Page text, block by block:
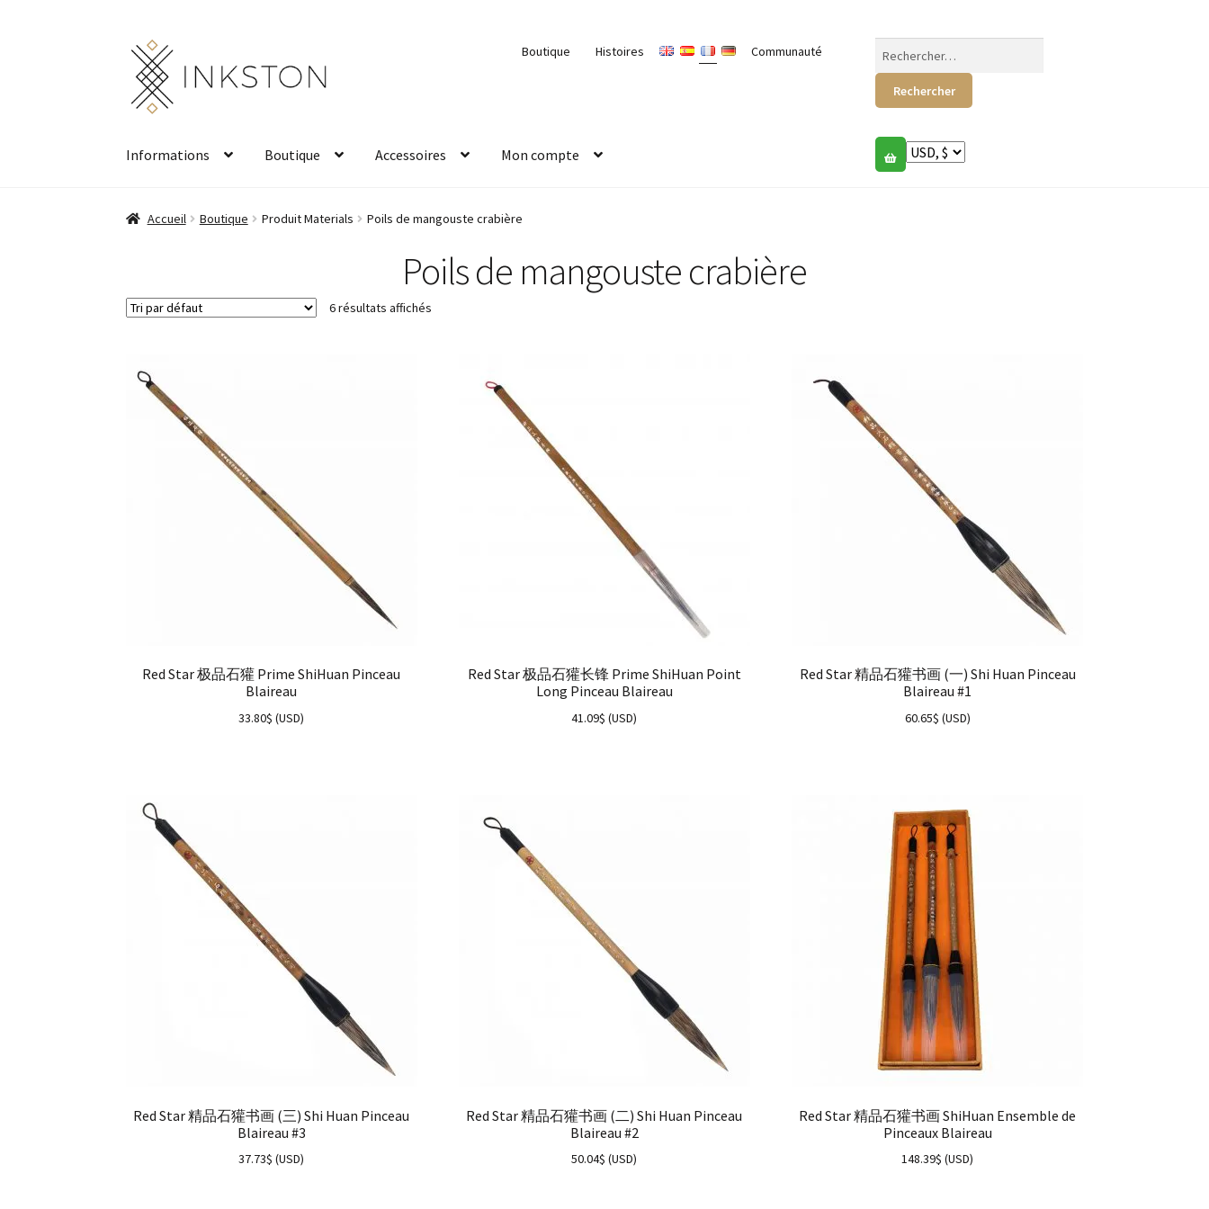
Aller
la
navigation
Aller
au
contenu
Boutique Histoires Communauté
Informations Boutique Accessoires Mon compte
Accueil Boutique Produit Materials Poils de mangouste crabière
Poils de mangouste crabière
6 résultats affichés
Red Star 极品石獾 Prime ShiHuan Pinceau
Blaireau
33.80$ (USD)
Red Star 极品石獾长锋 Prime ShiHuan Point
Long Pinceau Blaireau
41.09$ (USD)
Red Star 精品石獾书画 (一) Shi Huan Pinceau
Blaireau #1
60.65$ (USD)
Red Star 精品石獾书画 (三) Shi Huan Pinceau
Blaireau #3
37.73$ (USD)
Red Star 精品石獾书画 (二) Shi Huan Pinceau
Blaireau #2
50.04$ (USD)
Red Star 精品石獾书画 ShiHuan Ensemble de
Pinceaux Blaireau
148.39$ (USD)